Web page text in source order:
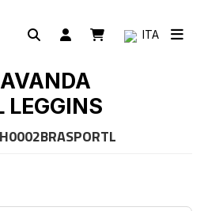
ITA
LEGGINS